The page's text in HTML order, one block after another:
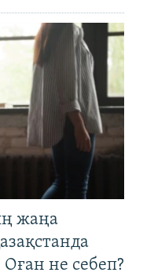
жаңа
не себеп?